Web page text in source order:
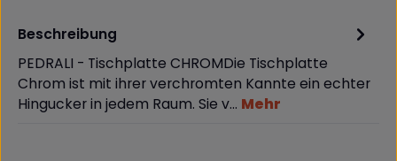
Beschreibung
PEDRALI - Tischplatte CHROMDie Tischplatte
Chrom ist mit ihrer verchromten Kannte ein echter
Hingucker in jedem Raum. Sie v… Mehr